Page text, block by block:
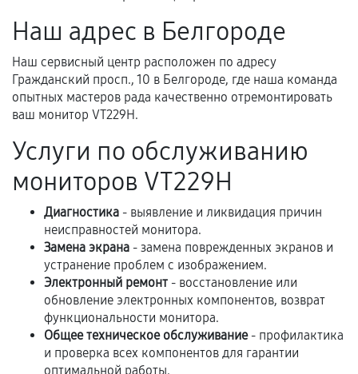
механические повреждения, попадание влаги,
перегрев, коррозия.
Самостоятельный ремонт или вмешательство
третьих лиц.
Естественный износ деталей, если иное не
предусмотрено отдельно.
Обращение после окончания гарантийного
срока.
Программные сбои, если это не указано в
отдельных условиях.
Если комплектующие куплены
самостоятельно
Гарантия на выполненные работы может
сохраняться полностью или частично, если
Наш адрес в Белгороде
Наш сервисный центр расположен по адресу
Гражданский просп., 10 в Белгороде, где наша команда
опытных мастеров рада качественно отремонтировать
ваш монитор VT229H.
Услуги по обслуживанию
мониторов VT229H
Диагностика - выявление и ликвидация причин
неисправностей монитора.
Замена экрана - замена поврежденных экранов и
устранение проблем с изображением.
Электронный ремонт - восстановление или
обновление электронных компонентов, возврат
функциональности монитора.
Общее техническое обслуживание- профилактика
и проверка всех компонентов для гарантии
оптимальной работы.